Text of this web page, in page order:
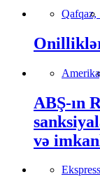
Qafqaz,
ABŞ-ın
və